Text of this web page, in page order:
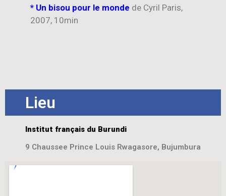
* Un bisou pour le monde de Cyril Paris,
2007, 10min
Lieu
Institut français du Burundi
9 Chaussee Prince Louis Rwagasore, Bujumbura